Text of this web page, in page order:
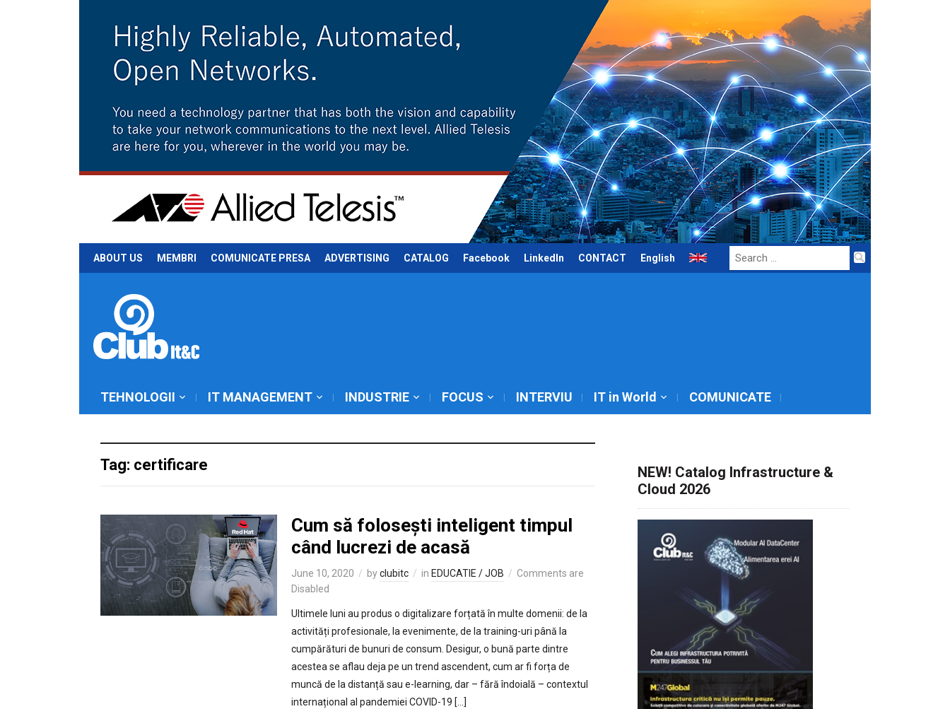
ABOUT US MEMBRI COMUNICATE PRESA ADVERTISING CATALOG Facebook LinkedIn CONTACT English
Search
for:
TEHNOLOGII IT MANAGEMENT INDUSTRIE FOCUS INTERVIU IT in World COMUNICATE
Tag: certificare
Cum să folosești inteligent timpul
când lucrezi de acasă
June 10, 2020 byclubitc in EDUCATIE / JOB
Comments are
Disabled
Ultimele luni au produs o digitalizare forțată în multe domenii: de la
activități profesionale, la evenimente, de la training-uri până la
cumpărături de bunuri de consum. Desigur, o bună parte dintre
acestea se aflau deja pe un trend ascendent, cum ar fi forța de
muncă de la distanță sau e-learning, dar – fără îndoială – contextul
internațional al pandemiei COVID-19 […]
NEW! Catalog Infrastructure &
Cloud 2026